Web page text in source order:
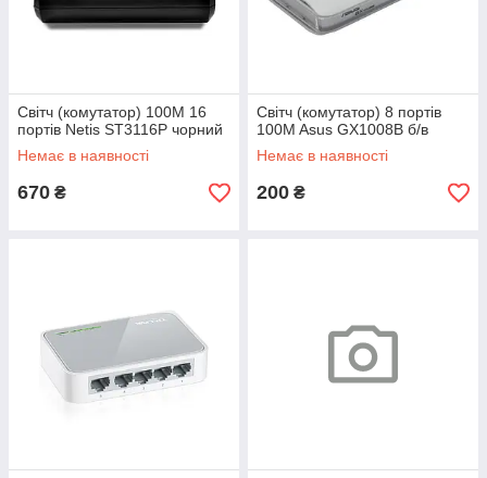
Світч (комутатор) 100M 16
портів Netis ST3116P чорний
Немає в наявності
670 ₴
Світч (комутатор) 8 портів
100M Asus GX1008B б/в
Немає в наявності
200 ₴